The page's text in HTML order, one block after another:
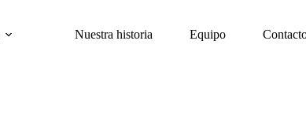
Nuestra historia Equipo